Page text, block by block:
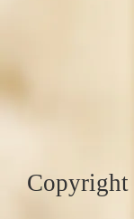
Copyright